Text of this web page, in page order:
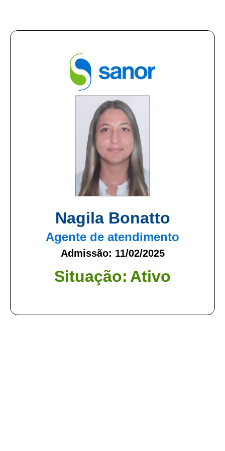
Nagila Bonatto
Agente de atendimento
Admissão: 11/02/2025
Situação: Ativo